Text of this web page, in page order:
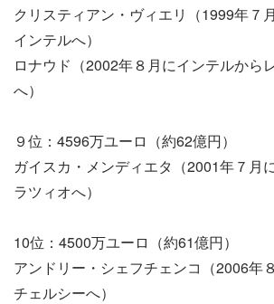
クリスティアン・ヴィエリ（1999年７
インテルへ）
ロナウド（2002年８月にインテルから
へ）
９位：4596万ユーロ（約62億円）
ガイスカ・メンディエタ（2001年７月
ラツィオへ）
10位：4500万ユーロ（約61億円）
アンドリー・シェフチェンコ（2006年
チェルシーへ）